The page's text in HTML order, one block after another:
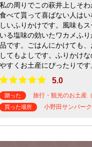
私の周りでこの萩井上しそ
食べて貰って喜ばない人は
しいふりかけです。風味も
いる塩味の効いたワカメふ
品です。ごはんにかけても
してもよしです。ふりかけ
やすくお土産にぴったりです
5.0
贈った 旅行・観光のお土産
買った場所 小野田サンパー